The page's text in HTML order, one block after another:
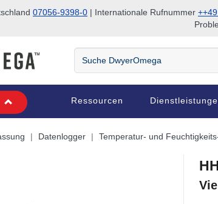
07056-9398-0 | Internationale Rufnummer
Suche
DwyerOmega
Ressourcen
Datenlogger Temperatur- und